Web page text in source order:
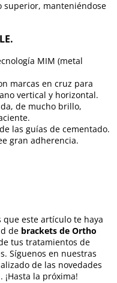
superior, manteniéndose
MIM (metal
marcas en cruz para
vertical y horizontal.
de mucho brillo,
las guías de cementado.
gran adherencia.
que este artículo te haya
de brackets de Ortho
tus tratamientos de
Síguenos en nuestras
de las novedades
la próxima!